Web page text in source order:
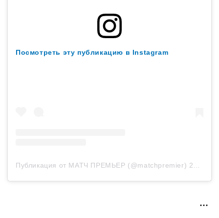
Посмотреть эту публикацию в Instagram
Публикация от МАТЧ ПРЕМЬЕР (@matchpremier) 23 Авг 2020 в 9:28 PDT